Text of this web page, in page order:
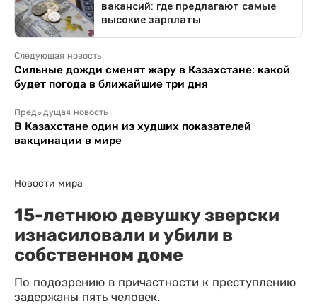
Следующая новость
Сильные дожди сменят жару в Казахстане: какой
будет погода в ближайшие три дня
Предыдущая новость
В Казахстане один из худших показателей
вакцинации в мире
Новости мира
15-летнюю девушку зверски
изнасиловали и убили в
собственном доме
По подозрению в причастности к преступлению
задержаны пять человек.